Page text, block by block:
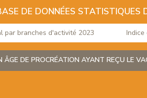
DE DONNÉES STATISTIQUES
branches d'activité 2023 Indice
ÂGE DE PROCRÉATION AYANT REÇU LE